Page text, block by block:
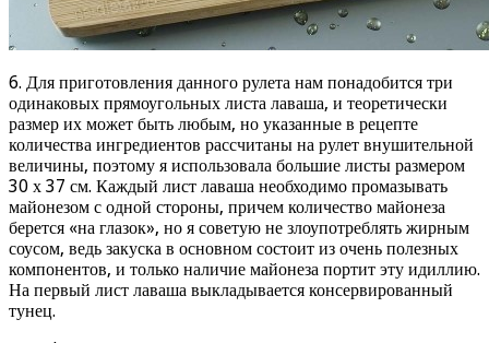
6. Для приготовления данного рулета нам понадобится три
одинаковых прямоугольных листа лаваша, и теоретически
размер их может быть любым, но указанные в рецепте
количества ингредиентов рассчитаны на рулет внушительной
величины, поэтому я использовала большие листы размером
30 х 37 см. Каждый лист лаваша необходимо промазывать
майонезом с одной стороны, причем количество майонеза
берется «на глазок», но я советую не злоупотреблять жирным
соусом, ведь закуска в основном состоит из очень полезных
компонентов, и только наличие майонеза портит эту идиллию.
На первый лист лаваша выкладывается консервированный
тунец.